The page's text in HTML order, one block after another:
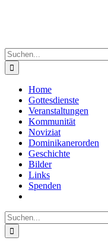
Suche
nach:
Home
Gottesdienste
Veranstaltungen
Kommunität
Noviziat
Dominikanerorden
Geschichte
Bilder
Links
Spenden
Suche
nach: